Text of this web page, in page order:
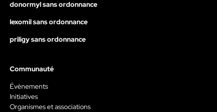
donormyl sans ordonnance
lexomil sans ordonnance
priligy sans ordonnance
Communauté
Évènements
Initiatives
Organismes et associations